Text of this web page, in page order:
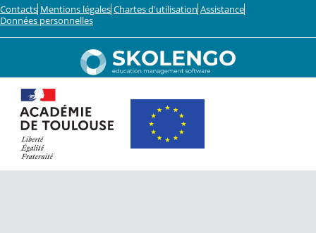
Contacts Mentions légales Chartes d'utilisation Assistance
Données personnelles